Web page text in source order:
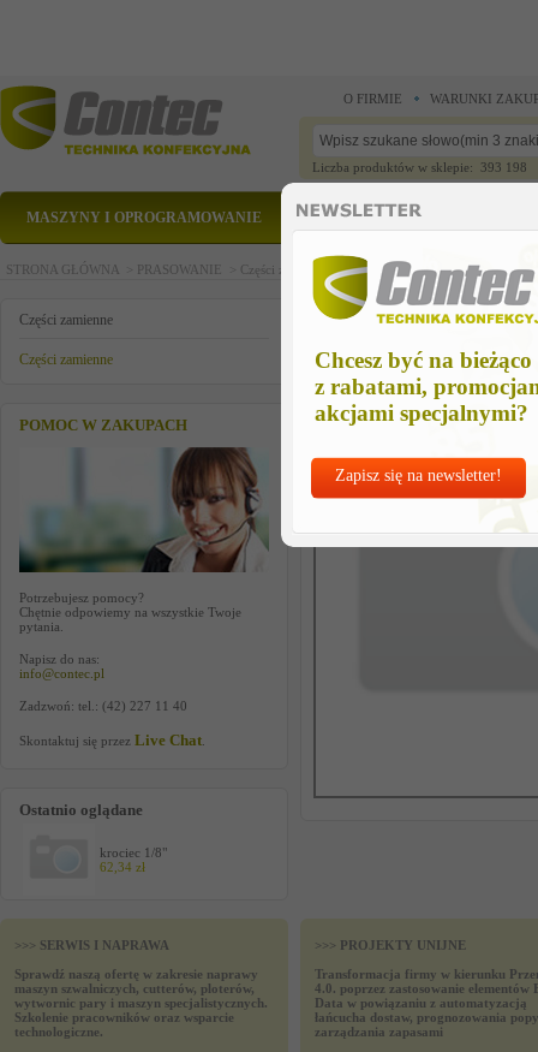
Chcesz być na bieżąco
z rabatami,
akcjami specjalnymi?
Zapisz się na newsletter!
O FIRMIE WARUNKI
Liczba produktów w sklepie: 393 198
MASZYNY I OPROGRAMOWANIE CZĘŚCI ZAMIENNE
STRONA GŁÓWNA > PRASOWANIE > Części zamienne >Części zamienne > krociec 1/8"
Części zamienne
Części zamienne
POMOC W ZAKUPACH
Potrzebujesz pomocy?
Chętnie odpowiemy na wszystkie Twoje
pytania.
Napisz do nas:
info@contec.pl
Zadzwoń: tel.: (42) 227 11 40
Skontaktuj się przez Live Chat
Ostatnio oglądane
krociec 1/8"
62,34 zł
krociec 1/8"
>>> SERWIS I NAPRAWA
Sprawdź naszą ofertę w zakresie naprawy
maszyn szwalniczych, cutterów, ploterów,
wytwornic pary i maszyn specjalistycznych.
Szkolenie pracowników oraz wsparcie
technologiczne.
>>> PROJEKTY UNIJNE
Transformacja firmy w kierunku
4.0. poprzez zastosowanie elementów
Data w powiązaniu z automatyzacją
łańcucha dostaw, prognozowania
zarządzania zapasami